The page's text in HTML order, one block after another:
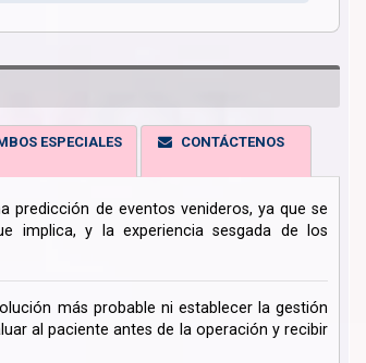
ESPECIALES CONTÁCTENOS
predicción de eventos venideros, ya que se
implica, y la experiencia sesgada de los
más probable ni establecer la gestión
al paciente antes de la operación y recibir